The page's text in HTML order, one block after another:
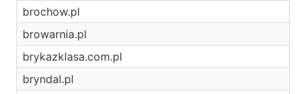
brochow.pl
browarnia.pl
brykazklasa.com.pl
bryndal.pl